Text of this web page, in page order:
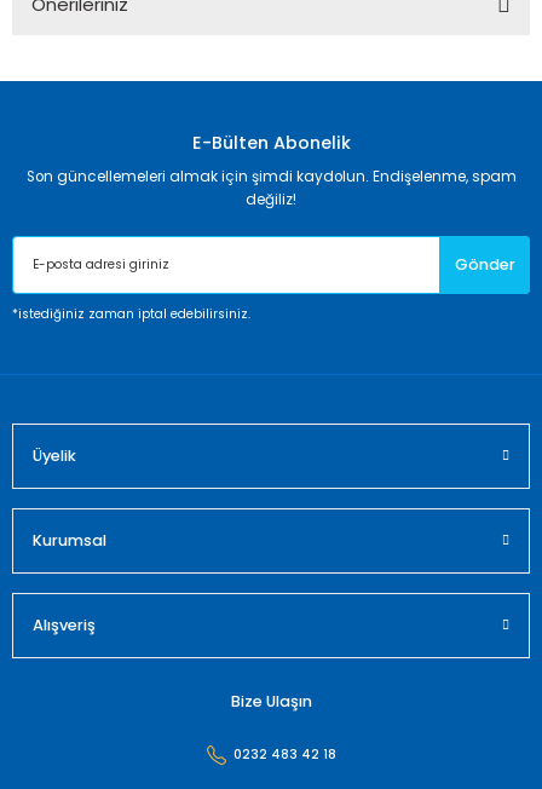
Görüş ve önerileriniz için teşekkür ederiz.
Ürün resmi kalitesiz, bozuk veya görüntülenemiyor.
Ürün açıklamasında eksik bilgiler bulunuyor.
Ürün bilgilerinde hatalar bulunuyor.
E-Bülten Abonelik
Son güncellemeleri almak için şimdi kaydolun. Endişelenme, spam
değiliz!
Gönder
*istediğiniz zaman iptal edebilirsiniz.
Üyelik
Kurumsal
Alışveriş
Bize Ulaşın
0232 483 42 18